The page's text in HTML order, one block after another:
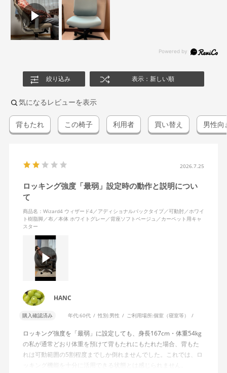
絞り込み 表示：新しい順
気になるレビューを表示
背もたれ この椅子 利用者 買い替え 男性向
2026.7.25
ロッキング強度「最弱」設定時の動作と説明につい
て
商品名：Wizard4 ウィザード4／アディショナルバックタイプ／可動肘／ホワイ
ト樹脂脚／布／本体 ホワイトグレー／背座ソフトベージュ／カーペット用キャ
スター
HANC
購入確認済み 年代:60代 性別:男性 ご利用場所:個室（寝室等）
ロッキング強度を「最弱」に設定しても、身長167cm・体重54kg
の私が通常どおり体重を預けて背もたれにもたれた場合、背もた
れは可動範囲の5割程度までしか倒れませんでした。これでは、ロ
ッキング機能を十分に活用できる状態とは感じられません。